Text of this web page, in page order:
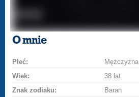
O mnie
Płeć:
Mężczyzna
Wiek:
38 lat
Znak zodiaku:
Baran